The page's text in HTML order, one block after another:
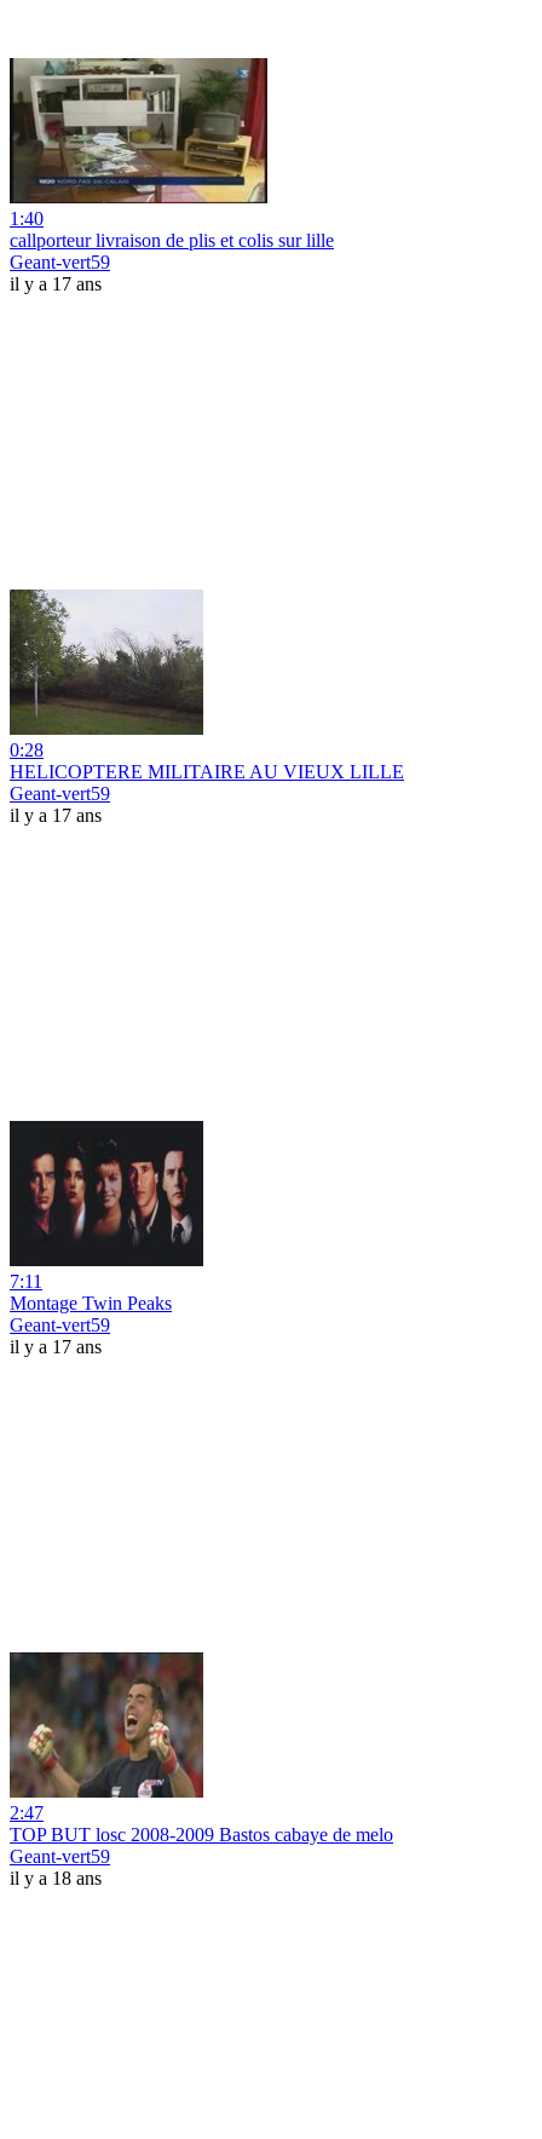
1:40
callporteur livraison de plis et colis sur lille
Geant-vert59
il y a 17 ans
0:28
HELICOPTERE MILITAIRE AU VIEUX LILLE
Geant-vert59
il y a 17 ans
7:11
Montage Twin Peaks
Geant-vert59
il y a 17 ans
2:47
TOP BUT losc 2008-2009 Bastos cabaye de melo
Geant-vert59
il y a 18 ans